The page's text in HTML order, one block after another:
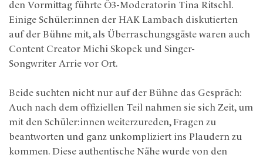
den Vormittag führte Ö3-Moderatorin Tina Ritschl.
Einige Schüler:innen der HAK Lambach diskutierten
auf der Bühne mit, als Überraschungsgäste waren auch
Content Creator Michi Skopek und Singer-
Songwriter Arrie vor Ort.
Beide suchten nicht nur auf der Bühne das Gespräch:
Auch nach dem offiziellen Teil nahmen sie sich Zeit, um
mit den Schüler:innen weiterzureden, Fragen zu
beantworten und ganz unkompliziert ins Plaudern zu
kommen. Diese authentische Nähe wurde von den